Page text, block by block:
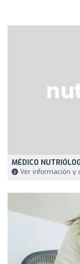
MÉDICO
Ver información y